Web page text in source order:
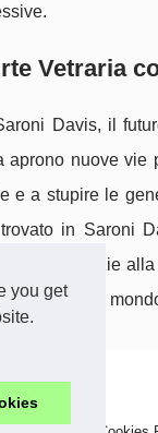
you get
Vetraria
Davis, il
nuove vie
e a stupire le
in Saroni
Grazie
bellezza nel